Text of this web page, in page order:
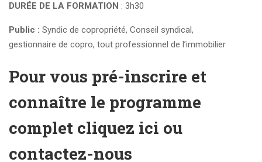
DURÉE DE LA FORMATION : 3h30
Public : Syndic de copropriété, Conseil syndical,
gestionnaire de copro, tout professionnel de l’immobilier
Pour vous pré-inscrire et
connaître le programme
complet cliquez ici ou
contactez-nous